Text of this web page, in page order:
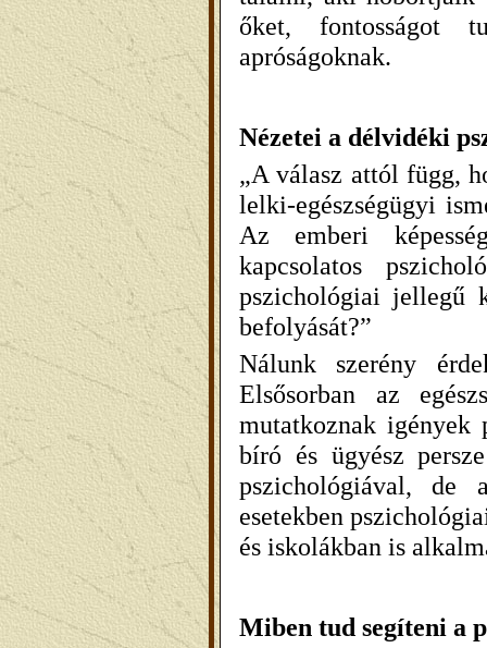
őket, fontosságot
apróságoknak.
Nézetei a délvidéki
„A válasz attól függ,
lelki-egészségügyi
Az emberi
kapcsolatos
pszichológiai jellegű
befolyását?”
Nálunk szerény
Elsősorban az
mutatkoznak igények
bíró és ügyész
pszichológiával, de
esetekben
és iskolákban is
Miben tud segíteni a